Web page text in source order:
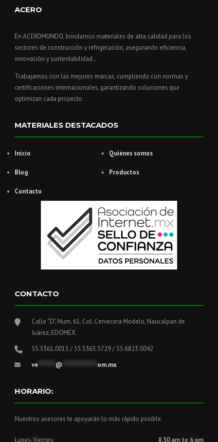
ACERO
En ACEROMUNDO, brindamos materiales de alta calidad para los
sectores de construcción y refrigeración, asegurando eficiencia,
innovación y sustentabilidad. .
Trabajamos con las mejores marcas, cumpliendo con normas y
certificaciones internacionales, garantizando soluciones que
optimizan cada proyecto.
MATERIALES DESTACADOS
Inicio Quiénes somos
Blog Productos
Contacto
CONTACTO
Calle “D”, Num. 61, Col. Cervecera Modelo, Naucalpan de
Juárez, EDOMEX.
55.5361.0015 / 55.5365.5729 / 55.6823.0042
ve
@ om.mx
HORARIO:
Nuestros asesores te apoyarán lo más rápido posible.
Lunes-Viernes: 8.30 am to 6 pm